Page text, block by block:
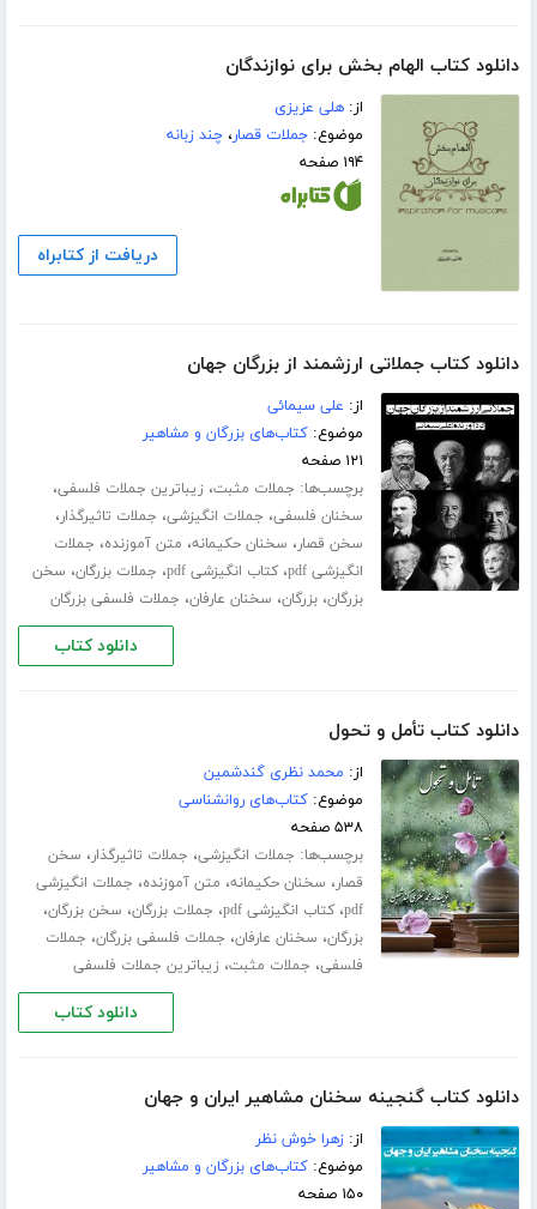
دانلود کتاب الهام بخش برای نوازندگان
از:هلی عزیزی
موضوع:جملات قصار،چند زبانه
۱۹۴ صفحه
دریافت از کتابراه
دانلود کتاب جملاتی ارزشمند از بزرگان جهان
از: علی سیمائی
موضوع:کتاب‌های بزرگان و مشاهیر
۱۲۱ صفحه
برچسب‌ها: جملات مثبت، زیباترین جملات فلسفی،
سخنان فلسفی، جملات انگیزشی، جملات تاثیرگذار،
سخن قصار، سخنان حکیمانه، متن آموزنده، جملات
انگیزشی pdf
،کتاب انگیزشی pdf ، جملات بزرگان، سخن
بزرگان،بزرگان، سخنان عارفان، جملات فلسفی بزرگان
دانلود کتاب
دانلود کتاب تأمل و تحول
از: محمد نظری گندشمین
موضوع:کتاب‌های روانشناسی
۵۳۸ صفحه
برچسب‌ها: جملات انگیزشی، جملات تاثیرگذار، سخن
قصار، سخنان حکیمانه، متن آموزنده، جملات انگیزشی
pdf،کتاب انگیزشی pdf ، جملات بزرگان، سخن بزرگان،
بزرگان، سخنان عارفان، جملات فلسفی بزرگان، جملات
فلسفی، جملات مثبت، زیباترین جملات فلسفی
دانلود کتاب
دانلود کتاب گنجینه سخنان مشاهیر ایران و جهان
از:زهرا خوش نظر
موضوع:کتاب‌های بزرگان و مشاهیر
۱۵۰ صفحه